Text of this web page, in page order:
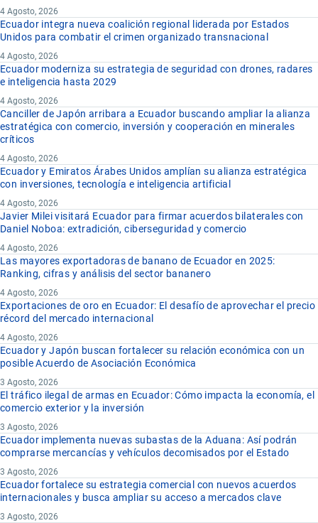
4 Agosto, 2026
Ecuador integra nueva coalición regional liderada por Estados
Unidos para combatir el crimen organizado transnacional
4 Agosto, 2026
Ecuador moderniza su estrategia de seguridad con drones, radares
e inteligencia hasta 2029
4 Agosto, 2026
Canciller de Japón arribara a Ecuador buscando ampliar la alianza
estratégica con comercio, inversión y cooperación en minerales
críticos
4 Agosto, 2026
Ecuador y Emiratos Árabes Unidos amplían su alianza estratégica
con inversiones, tecnología e inteligencia artificial
4 Agosto, 2026
Javier Milei visitará Ecuador para firmar acuerdos bilaterales con
Daniel Noboa: extradición, ciberseguridad y comercio
4 Agosto, 2026
Las mayores exportadoras de banano de Ecuador en 2025:
Ranking, cifras y análisis del sector bananero
4 Agosto, 2026
Exportaciones de oro en Ecuador: El desafío de aprovechar el precio
récord del mercado internacional
4 Agosto, 2026
Ecuador y Japón buscan fortalecer su relación económica con un
posible Acuerdo de Asociación Económica
3 Agosto, 2026
El tráfico ilegal de armas en Ecuador: Cómo impacta la economía, el
comercio exterior y la inversión
3 Agosto, 2026
Ecuador implementa nuevas subastas de la Aduana: Así podrán
comprarse mercancías y vehículos decomisados por el Estado
3 Agosto, 2026
Ecuador fortalece su estrategia comercial con nuevos acuerdos
internacionales y busca ampliar su acceso a mercados clave
3 Agosto, 2026